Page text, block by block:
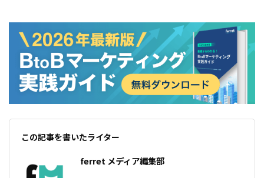
この記事を書いたライター
ferret メディア編集部